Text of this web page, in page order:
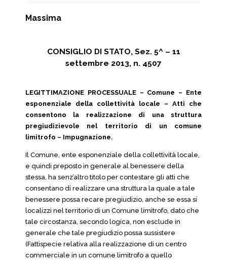
Massima
CONSIGLIO DI STATO, Sez. 5^ – 11
settembre 2013, n. 4507
LEGITTIMAZIONE PROCESSUALE – Comune – Ente
esponenziale della collettività locale – Atti che
consentono la realizzazione di una struttura
pregiudizievole nel territorio di un comune
limitrofo – Impugnazione.
Il Comune, ente esponenziale della collettività locale,
e quindi preposto in generale al benessere della
stessa, ha senz’altro titolo per contestare gli atti che
consentano di realizzare una struttura la quale a tale
benessere possa recare pregiudizio, anche se essa si
localizzi nel territorio di un Comune limitrofo, dato che
tale circostanza, secondo logica, non esclude in
generale che tale pregiudizio possa sussistere
(Fattispecie relativa alla realizzazione di un centro
commerciale in un comune limitrofo a quello